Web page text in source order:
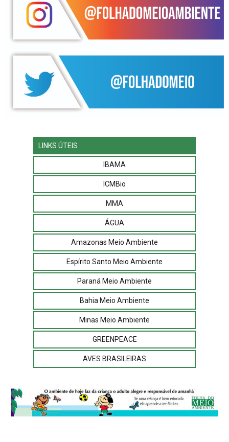
LINKS ÚTEIS
IBAMA
ICMBio
MMA
ÁGUA
Amazonas Meio Ambiente
Espírito Santo Meio Ambiente
Paraná Meio Ambiente
Bahia Meio Ambiente
Minas Meio Ambiente
GREENPEACE
AVES BRASILEIRAS